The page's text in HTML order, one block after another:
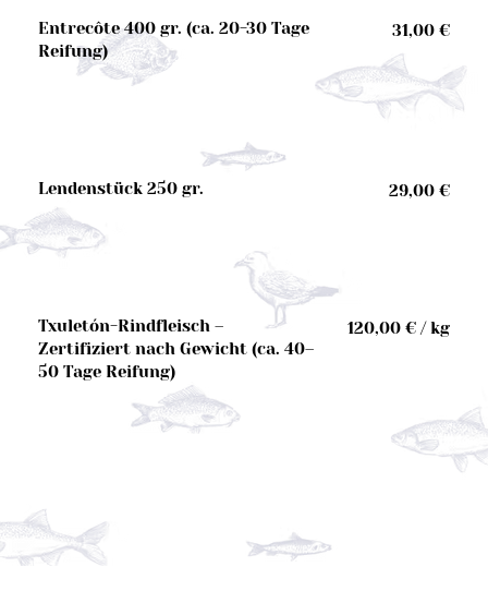
Entrecôte 400 gr. (ca. 20-30 Tage
Reifung)
31,00 €
Lendenstück 250 gr. 29,00 €
Txuletón-Rindfleisch –
Zertifiziert nach Gewicht (ca. 40–
50 Tage Reifung)
120,00 € / kg